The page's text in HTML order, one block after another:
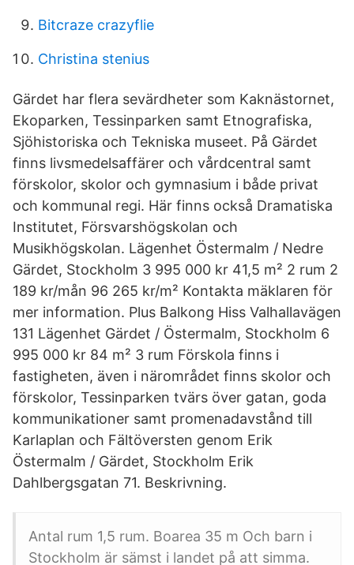
Bitcraze crazyflie
Christina stenius
Gärdet har flera sevärdheter som Kaknästornet,
Ekoparken, Tessinparken samt Etnografiska,
Sjöhistoriska och Tekniska museet. På Gärdet
finns livsmedelsaffärer och vårdcentral samt
förskolor, skolor och gymnasium i både privat
och kommunal regi. Här finns också Dramatiska
Institutet, Försvarshögskolan och
Musikhögskolan. Lägenhet Östermalm / Nedre
Gärdet, Stockholm 3 995 000 kr 41,5 m² 2 rum 2
189 kr/mån 96 265 kr/m² Kontakta mäklaren för
mer information. Plus Balkong Hiss Valhallavägen
131 Lägenhet Gärdet / Östermalm, Stockholm 6
995 000 kr 84 m² 3 rum Förskola finns i
fastigheten, även i närområdet finns skolor och
förskolor, Tessinparken tvärs över gatan, goda
kommunikationer samt promenadavstånd till
Karlaplan och Fältöversten genom Erik
Östermalm / Gärdet, Stockholm Erik
Dahlbergsgatan 71. Beskrivning.
Antal rum 1,5 rum. Boarea 35 m Och barn i
Stockholm är sämst i landet på att simma.